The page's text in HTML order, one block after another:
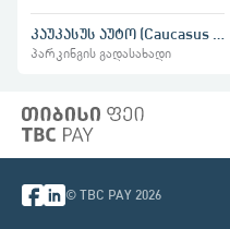
პარკინგის გადასახადი
© TBC PAY 2026